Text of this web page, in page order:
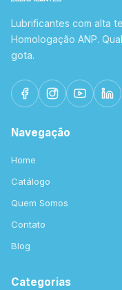
Lubrificantes com alta
Homologação ANP.
gota.
Navegação
Home
Catálogo
Quem Somos
Contato
Blog
Categorias